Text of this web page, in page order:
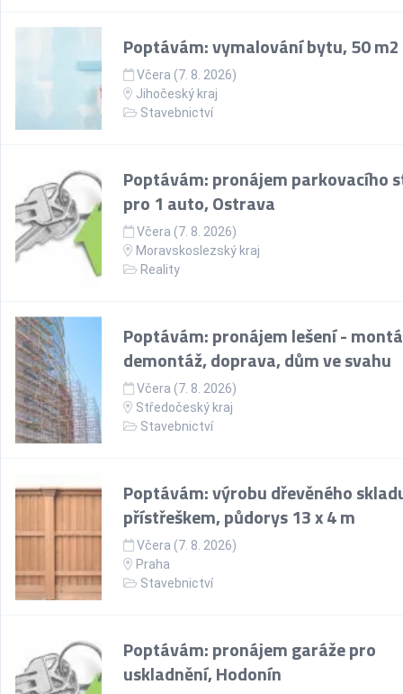
Poptávám: vymalování bytu, 50 m2
Včera (7. 8. 2026)
Jihočeský kraj
Stavebnictví
Poptávám: pronájem parkovacího
pro 1 auto, Ostrava
Včera (7. 8. 2026)
Moravskoslezský kraj
Reality
Poptávám: pronájem lešení -
demontáž, doprava, dům ve svahu
Včera (7. 8. 2026)
Středočeský kraj
Stavebnictví
Poptávám: výrobu dřevěného
přístřeškem, půdorys 13 x 4 m
Včera (7. 8. 2026)
Praha
Stavebnictví
Poptávám: pronájem garáže pro
uskladnění, Hodonín